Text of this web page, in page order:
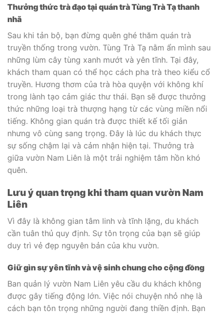
Thưởng thức trà đạo tại quán trà Tùng Trà Tạ thanh
nhã
Sau khi tản bộ, bạn đừng quên ghé thăm quán trà
truyền thống trong vườn. Tùng Trà Tạ nằm ẩn mình sau
những lùm cây tùng xanh mướt và yên tĩnh. Tại đây,
khách tham quan có thể học cách pha trà theo kiểu cổ
truyền. Hương thơm của trà hòa quyện với không khí
trong lành tạo cảm giác thư thái. Bạn sẽ được thưởng
thức những loại trà thượng hạng từ các vùng miền nổi
tiếng. Không gian quán trà được thiết kế tối giản
nhưng vô cùng sang trọng. Đây là lúc du khách thực
sự sống chậm lại và cảm nhận hiện tại. Thưởng trà
giữa vườn Nam Liên là một trải nghiệm tâm hồn khó
quên.
Lưu ý quan trọng khi tham quan vườn Nam
Liên
Vì đây là không gian tâm linh và tĩnh lặng, du khách
cần tuân thủ quy định. Sự tôn trọng của bạn sẽ giúp
duy trì vẻ đẹp nguyên bản của khu vườn.
Giữ gìn sự yên tĩnh và vệ sinh chung cho cộng đồng
Ban quản lý vườn Nam Liên yêu cầu du khách không
được gây tiếng động lớn. Việc nói chuyện nhỏ nhẹ là
cách bạn tôn trọng những người đang thiền định. Bạn